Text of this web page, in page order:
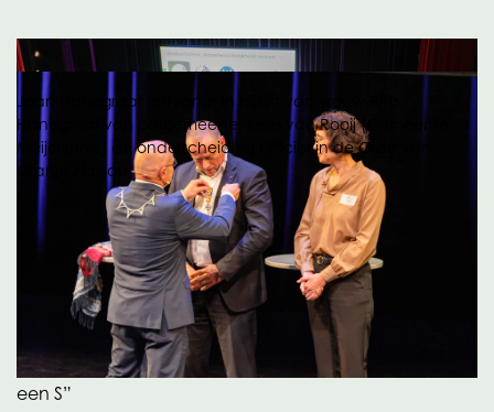
Joan Hanegraaf ontvangt in bijzijn van vrouw Rita
Hanegraaf van burgemeester Kees van Rooij (Gemeente
Meijerijstad) de onderscheiding Officier in de Orde van
Oranje-Nassau
Het congres is de apotheose van twee decennia aan
branchewerk van Hanegraaf, voornamelijk op
verpakkingsvlak. De Brabander wil vooral een
constructieve boodschap achterlaten voor de sector:
“VerduurSamen schrijven wij bij OPACKGROUP met
een S”